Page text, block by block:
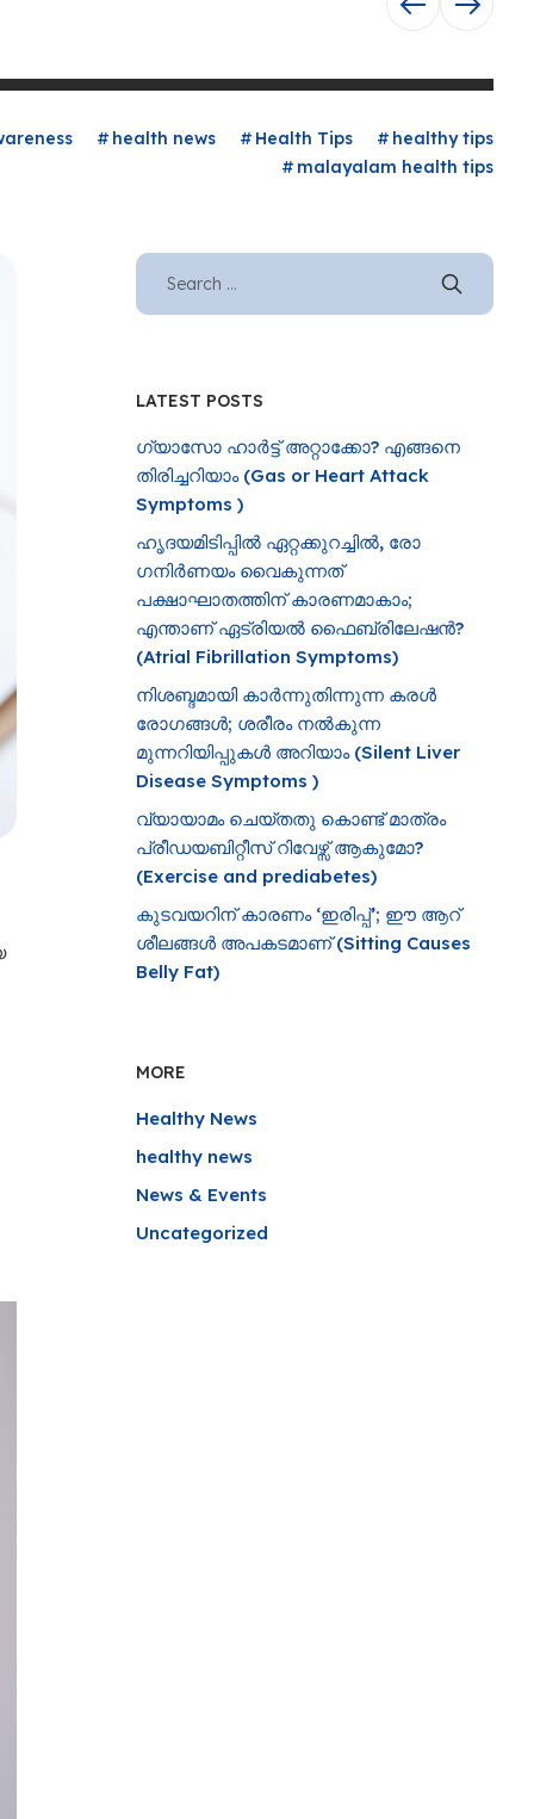
health news Health Tips
healthy tips
malayalam health tips
LATEST POSTS
ഗ്യാസോ ഹാർട്ട് അറ്റാക്കോ? എങ്ങനെ
തിരിച്ചറിയാം (Gas or Heart Attack
Symptoms )
ഹൃദയമിടിപ്പിൽ ഏറ്റക്കുറച്ചിൽ, രോ​
ഗനിർണയം വൈകുന്നത്
പക്ഷാഘാതത്തിന് കാരണമാകാം;
എന്താണ് ഏട്രിയൽ ഫൈബ്രിലേഷൻ?
(Atrial Fibrillation Symptoms)
നിശബ്ദമായി കാർന്നുതിന്നുന്ന കരൾ
രോഗങ്ങൾ; ശരീരം നൽകുന്ന
മുന്നറിയിപ്പുകൾ അറിയാം (Silent Liver
Disease Symptoms )
വ്യായാമം ചെയ്തതു കൊണ്ട് മാത്രം
പ്രീഡയബിറ്റീസ് റിവേഴ്സ് ആകുമോ?
(Exercise and prediabetes)
കുടവയറിന് കാരണം ‘ഇരിപ്പ്’; ഈ ആറ്
ശീലങ്ങൾ അപകടമാണ് (Sitting Causes
Belly Fat)
MORE
Healthy News
healthy news
News & Events
Uncategorized